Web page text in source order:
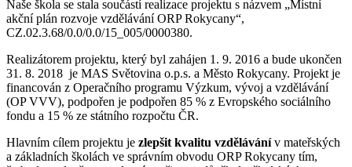
Naše škola se stala součástí realizace projektu s názvem „Místní
akční plán rozvoje vzdělávání ORP Rokycany“,
CZ.02.3.68/0.0/0.0/15_005/0000380.
Realizátorem projektu, který byl zahájen 1. 9. 2016 a bude ukončen
31. 8. 2018 je MAS Světovina o.p.s. a Město Rokycany. Projekt je
financován z Operačního programu Výzkum, vývoj a vzdělávání
(OP VVV), podpořen je podpořen 85 % z Evropského sociálního
fondu a 15 % ze státního rozpočtu ČR.
Hlavním cílem projektu je zlepšit kvalitu vzdělávánív mateřských
a základních školách ve správním obvodu ORP Rokycany tím,